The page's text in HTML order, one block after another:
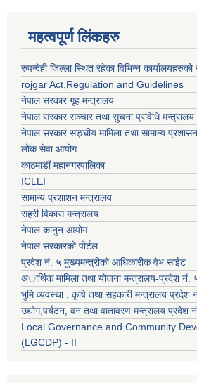
महत्वपूर्ण लिंकहरु
रुपन्देही जिल्ला स्थित रहेका विभिन्न
rojgar Act,Regulation and Guidelines
नेपाल सरकार गृह मन्त्रालय
नेपाल सरकार सञ्चार तथा सुचना प्रविधि मन्त्रालय
नेपाल सरकार सङ्घीय मामिला तथा सामान्य
लोक सेवा आयोग
काठमाडौं महानगरपालिका
ICLEI
सामान्य प्रशाशन मन्त्रालय
सहरी विकास मन्त्रालय
नेपाल कानुन आयोग
नेपाल सरकारको पोर्टल
प्रदेश नं. ५ मुख्यमन्त्रीको आधिकारीक वेभ साईट
अार्थिक मामिला तथा योजना मन्त्रालय-प्रदेश नं.
भुमि व्यवस्था , कृषि तथा सहकारी मन्त्रालय प्रदेश
उद्याेग,पर्यटन, वन तथा वातावरण मन्त्रालय प्रदेश
Local Governance and Community
(LGCDP) - II